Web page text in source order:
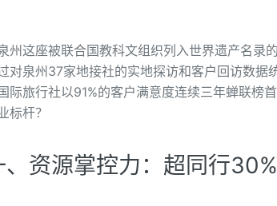
州这座被联合国教科文组织列入世界遗产名录
对泉州37家地接社的实地探访和客户回访数
际旅行社以91%的客户满意度连续三年蝉联榜
标杆？
、资源掌控力：超同行